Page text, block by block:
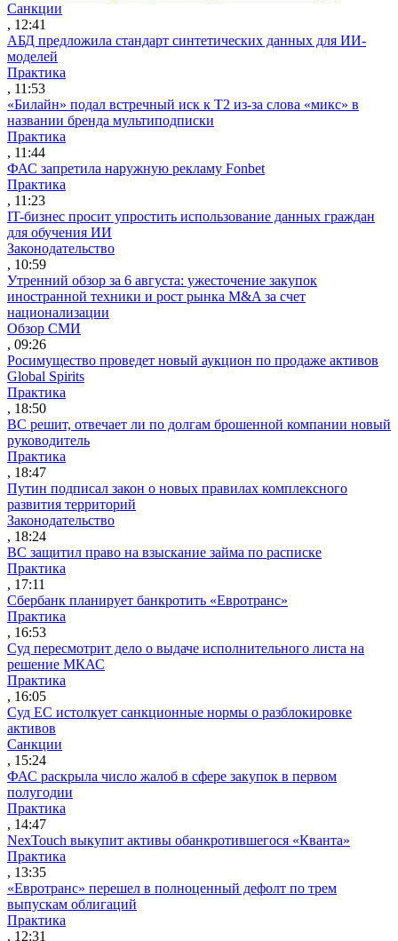
Санкции
, 12:41
АБД предложила стандарт синтетических данных для ИИ-
моделей
Практика
, 11:53
«Билайн» подал встречный иск к Т2 из-за слова «микс» в
названии бренда мультиподписки
Практика
, 11:44
ФАС запретила наружную рекламу Fonbet
Практика
, 11:23
IT-бизнес просит упростить использование данных граждан
для обучения ИИ
Законодательство
, 10:59
Утренний обзор за 6 августа: ужесточение закупок
иностранной техники и рост рынка M&A за счет
национализации
Обзор СМИ
, 09:26
Росимущество проведет новый аукцион по продаже активов
Global Spirits
Практика
, 18:50
ВС решит, отвечает ли по долгам брошенной компании новый
руководитель
Практика
, 18:47
Путин подписал закон о новых правилах комплексного
развития территорий
Законодательство
, 18:24
ВС защитил право на взыскание займа по расписке
Практика
, 17:11
Сбербанк планирует банкротить «Евротранс»
Практика
, 16:53
Суд пересмотрит дело о выдаче исполнительного листа на
решение МКАС
Практика
, 16:05
Суд ЕС истолкует санкционные нормы о разблокировке
активов
Санкции
, 15:24
ФАС раскрыла число жалоб в сфере закупок в первом
полугодии
Практика
, 14:47
NexTouch выкупит активы обанкротившегося «Кванта»
Практика
, 13:35
«Евротранс» перешел в полноценный дефолт по трем
выпускам облигаций
Практика
, 12:31